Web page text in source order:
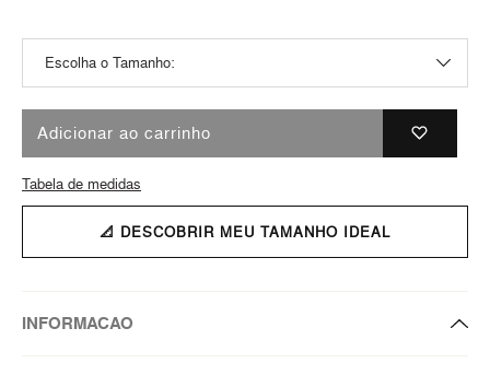
Adicionar ao carrinho
Tabela de medidas
📐 DESCOBRIR MEU TAMANHO IDEAL
INFORMACAO